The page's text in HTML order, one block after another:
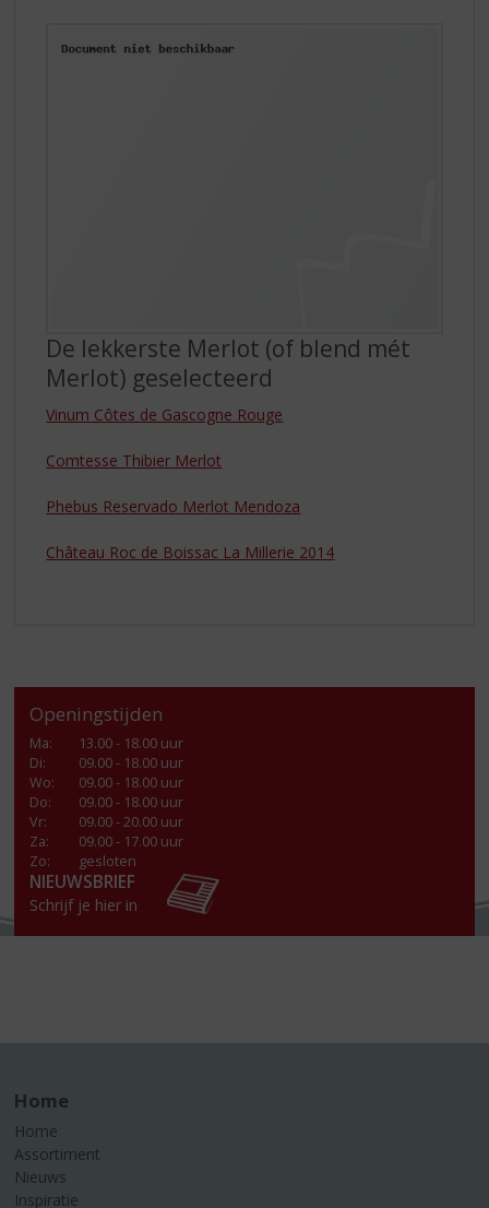
De lekkerste Merlot (of blend mét
Merlot) geselecteerd
Vinum Côtes de Gascogne Rouge
Comtesse Thibier Merlot
Phebus Reservado Merlot Mendoza
Château Roc de Boissac La Millerie 2014
Openingstijden
Ma:
13.00 - 18.00 uur
Di:
09.00 - 18.00 uur
Wo:
09.00 - 18.00 uur
Do:
09.00 - 18.00 uur
Vr:
09.00 - 20.00 uur
Za:
09.00 - 17.00 uur
Zo:
gesloten
NIEUWSBRIEF
Schrijf je hier in
Home
Home
Assortiment
Nieuws
Inspiratie